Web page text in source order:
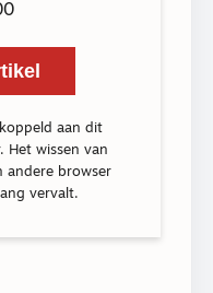
aan dit
Het wissen van
andere browser
vervalt.